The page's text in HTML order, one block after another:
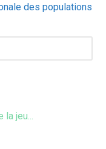
des populations
la jeu...